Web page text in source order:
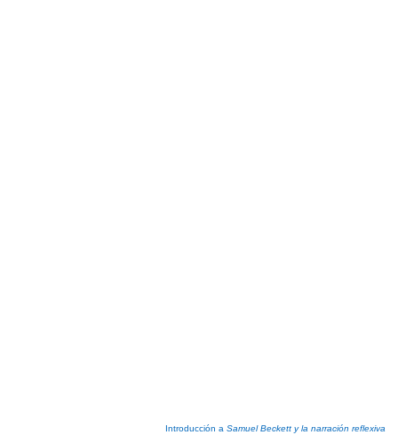
Introducción a Samuel Beckett y la narración reflexiva